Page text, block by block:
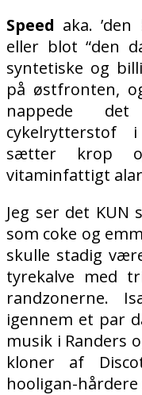
Speed aka. ’den
eller blot “den
syntetiske og
på østfronten,
nappede
cykelrytterstof
sætter krop
vitaminfattigt
Jeg ser det
som coke og
skulle stadig
tyrekalve med
randzonerne.
igennem et par
musik i Randers
kloner af
hooligan-hårdere